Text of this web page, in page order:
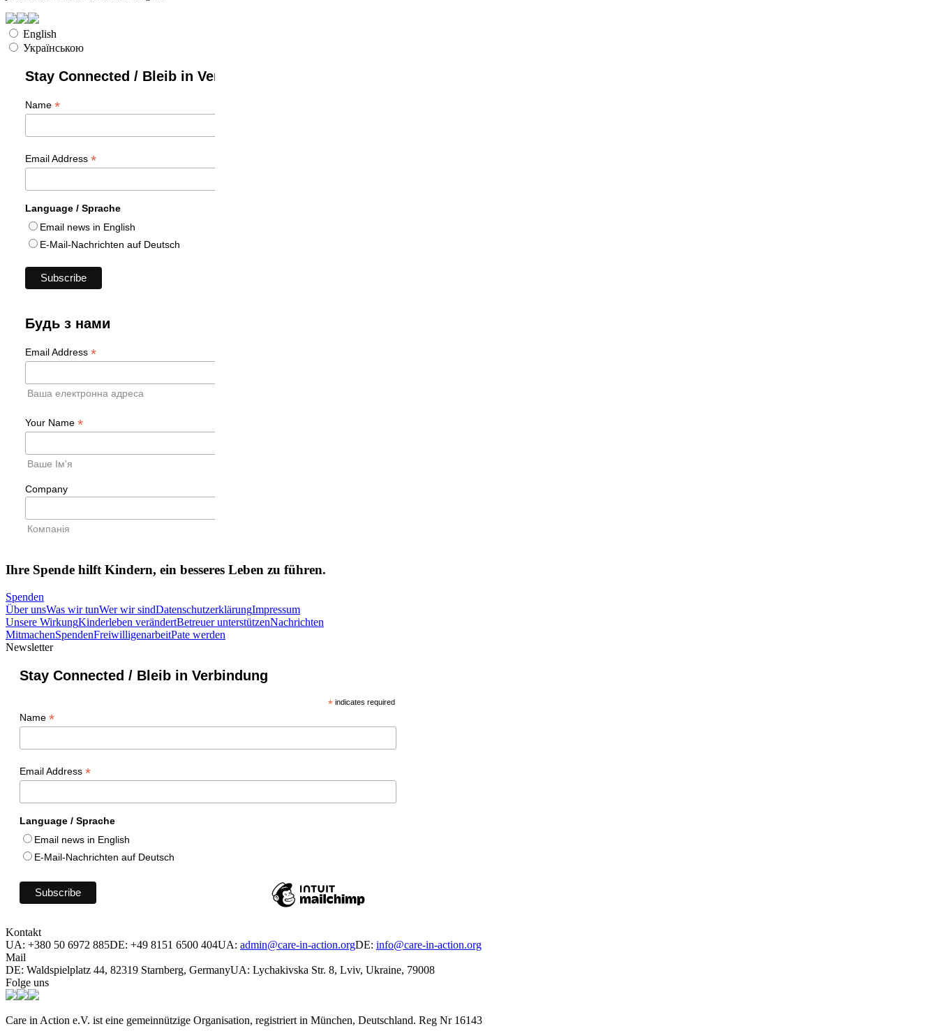
English
Українською
Ihre Spende hilft Kindern, ein besseres Leben zu führen.
Spenden
Über unsWas wir tunWer wir sindDatenschutzerklärungImpressum
Unsere WirkungKinderleben verändertBetreuer unterstützenNachrichten
MitmachenSpendenFreiwilligenarbeitPate werden
Newsletter
Stay Connected / Bleib in Verbindung
*indicates required
Name *
Email Address *
Language / Sprache
Email news in English
E-Mail-Nachrichten auf Deutsch
Kontakt
UA: ‪+380 50 6972 885DE: +49 8151 6500 404UA: admin@care-in-action.orgDE: info@care-in-action.org
Mail
DE: Waldspielplatz 44, 82319 Starnberg, GermanyUA: Lychakivska Str. 8, Lviv, Ukraine, 79008
Folge uns
Care in Action e.V. ist eine gemeinnützige Organisation, registriert in München, Deutschland. Reg Nr 16143